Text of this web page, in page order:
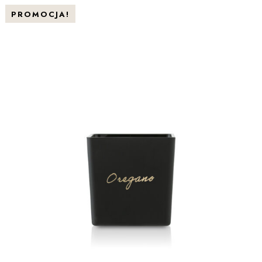
PROMOCJA!